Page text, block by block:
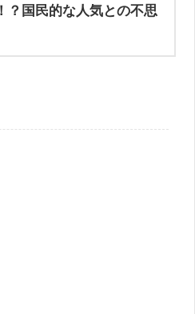
？国民的な人気との不思